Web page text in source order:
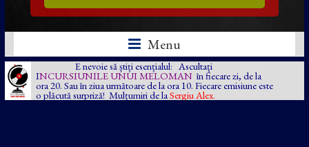
Menu
E nevoie să știți esențialul: Ascultați
INCURSIUNILE UNUI MELOMAN în fiecare zi, de la
ora 20. Sau în ziua următoare de la ora 10. Fiecare emisiune este
o plăcută surpriză! Mulțumiri de la Sergiu Alex.